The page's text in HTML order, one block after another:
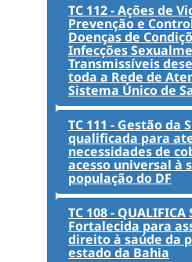
TC 112 - Ações de
Prevenção e
Doenças de
Infecções
Transmissíveis
toda a Rede de
Sistema Único de
TC 111 - Gestão da
qualificada para
necessidades de
acesso universal à
população do DF
TC 108 -
Fortalecida para
direito à saúde da
estado da Bahia